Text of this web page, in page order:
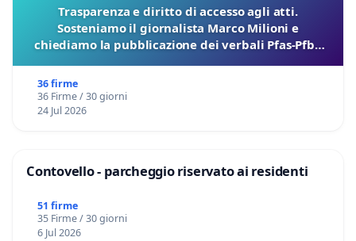
Trasparenza e diritto di accesso agli atti.
Sosteniamo il giornalista Marco Milioni e
chiediamo la pubblicazione dei verbali Pfas-Pfba
36 firme
36 Firme / 30 giorni
24 Jul 2026
Contovello - parcheggio riservato ai residenti
51 firme
35 Firme / 30 giorni
6 Jul 2026